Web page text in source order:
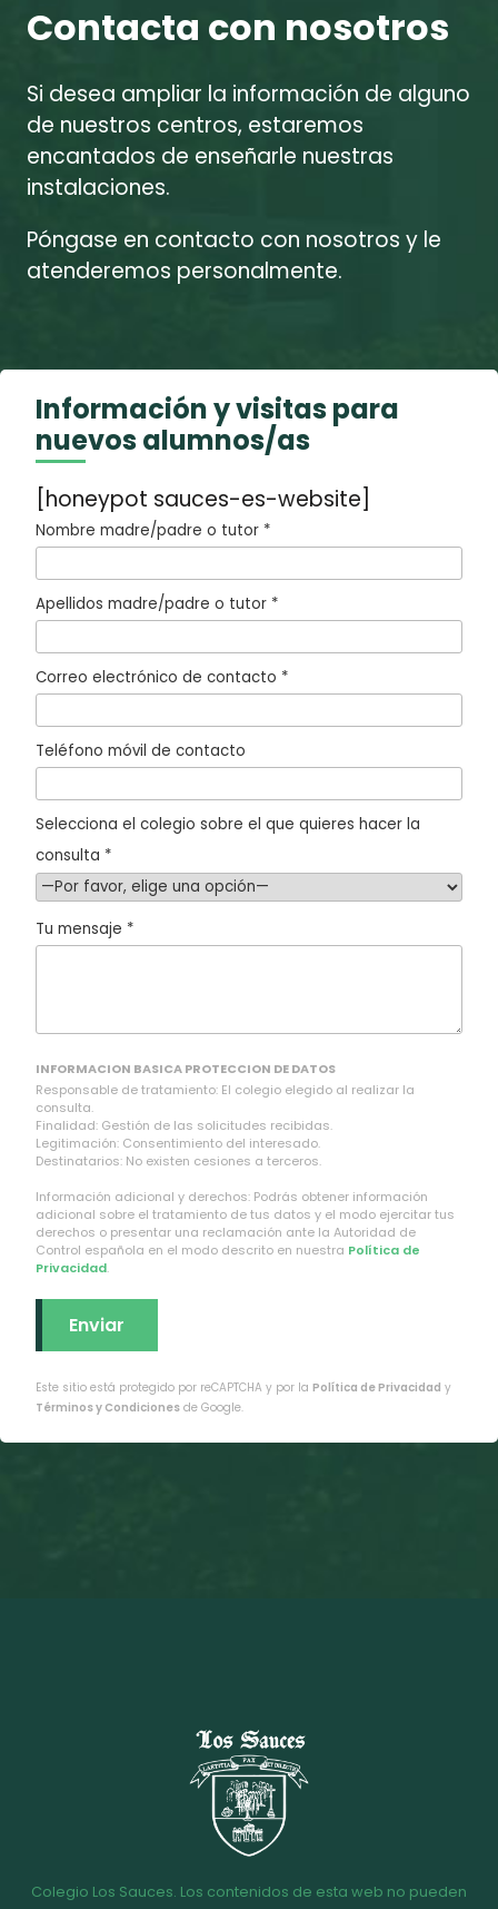
Contacta con nosotros
Si desea ampliar la información de alguno
de nuestros centros, estaremos
encantados de enseñarle nuestras
instalaciones.
Póngase en contacto con nosotros y le
atenderemos personalmente.
Información y visitas para
nuevos alumnos/as
[honeypot sauces-es-website]
Nombre madre/padre o tutor *
Apellidos madre/padre o tutor *
Correo electrónico de contacto *
Teléfono móvil de contacto
Selecciona el colegio sobre el que quieres hacer la
consulta *
Tu mensaje *
INFORMACION BASICA PROTECCION DE DATOS
Responsable de tratamiento: El colegio elegido al realizar la
consulta.
Finalidad: Gestión de las solicitudes recibidas.
Legitimación: Consentimiento del interesado.
Destinatarios: No existen cesiones a terceros.
Información adicional y derechos: Podrás obtener información
adicional sobre el tratamiento de tus datos y el modo ejercitar tus
derechos o presentar una reclamación ante la Autoridad de
Control española en el modo descrito en nuestra Política de
Privacidad.
Este sitio está protegido por reCAPTCHA y por la Política de Privacidad y
Términos y Condiciones de Google.
Colegio Los Sauces. Los contenidos de esta web no pueden